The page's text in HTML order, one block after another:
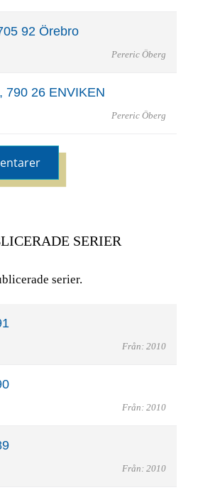
92 Örebro
Pereric Öberg
790 26 ENVIKEN
Pereric Öberg
SERIER
serier.
Från: 2010
Från: 2010
Från: 2010